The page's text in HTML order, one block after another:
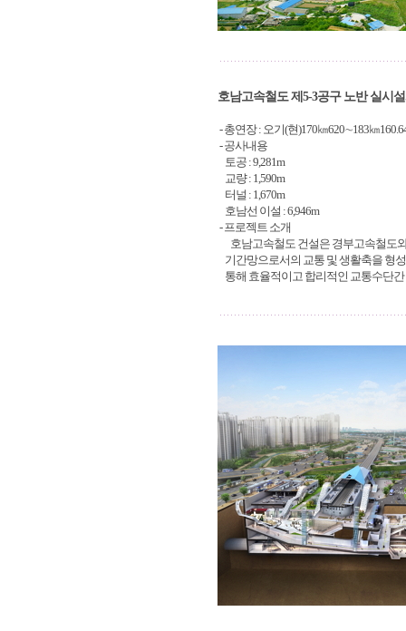
호남고속철도 제5-3공구 노반 실시
- 총연장 : 오기(현)170㎞620∼183㎞
- 공사내용
토공 : 9,281m
교량 : 1,590m
터널 : 1,670m
호남선 이설 : 6,946m
- 프로젝트 소개
호남고속철도 건설은 경부고속철도
기간망으로서의 교통 및 생활축을 형
통해 효율적이고 합리적인 교통수단